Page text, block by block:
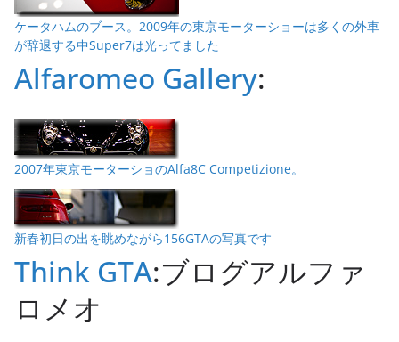
ケータハムのブース。2009年の東京モーターショーは多くの外車
が辞退する中Super7は光ってました
Alfaromeo Gallery:
2007年東京モーターショのAlfa8C Competizione。
新春初日の出を眺めながら156GTAの写真です
Think GTA:ブログアルファ
ロメオ